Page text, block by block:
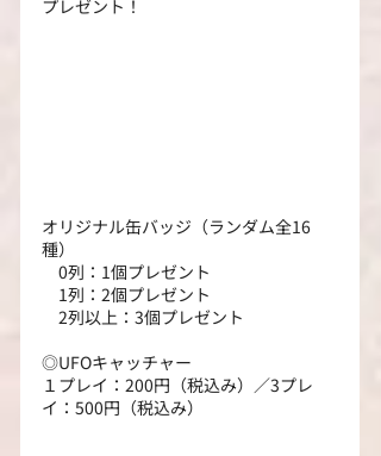
プレゼント！
オリジナル缶バッジ（ランダム全16
種）
0列：1個プレゼント
1列：2個プレゼント
2列以上：3個プレゼント
◎UFOキャッチャー
１プレイ：200円（税込み）／3プレ
イ：500円（税込み）